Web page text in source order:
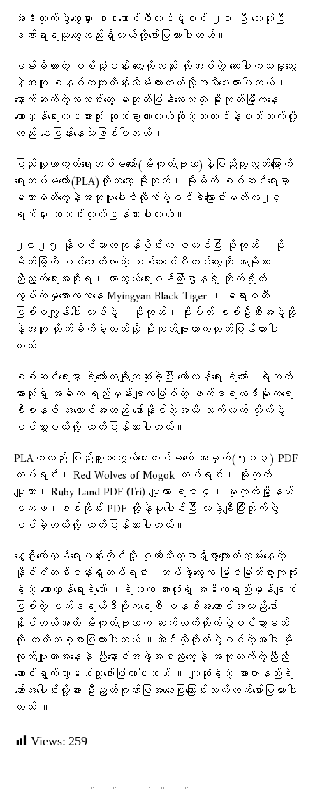
အဲဒီတိုက်ပွဲတွေမှာ စစ်ကောင်စီတပ်ဖွဲ့ဝင် ၂၁ ဦး သေဆုံးပြီး
ဒဏ်ရာရသူတွေလည်းရှိတယ်လို့ဖော်ပြထားပါတယ်။
ဖမ်းမိထားတဲ့ စစ်သုံ့ပန်း တွေကိုလည်း လိုအပ်တဲ့ ဆေးဝါးကုသမှုတွေ
နဲ့အတူ စနစ်တကျထိန်းသိမ်းထားတယ်လို့အသိပေးထားပါတယ်။
နောက်ဆက်တွဲသတင်းတွေ မထုတ်ပြန်သေးသလို မိုးကုတ်မြို့ကနေ
တော်လှန်ရေးတပ်အားလုံး ဆုတ်ခွာထားတယ်ဆိုတဲ့သတင်းနဲ့ပတ်သက်လို့
လည်း မေးမြန်းနေဆဲဖြစ်ပါတယ်။
ပြည်သူ့ကာကွယ်ရေးတပ်မတော်(မိုးကုတ်ဗျူဟာ)နဲ့ပြည်သူ့လွတ်‌မြောက်
ရေးတပ်မတော်(PLA)တို့ကတော့ မိုးကုတ်၊ မိုးမိတ် စစ်ဆင်ရေးမှာ
မဟာမိတ်တွေနဲ့အတူပူးပေါင်းတိုက်ပွဲဝင်ခဲ့ကြောင်းမတ်လ၂၄
ရက်မှာ သတင်းထုတ်ပြန်ထားပါတယ်။
၂၀၂၅ နိုဝင်ဘာလကုန်ပိုင်းက စတင်ပြီး မိုးကုတ်၊ မိုး
မိတ်မြို့ကို ဝင်ရောက်လာတဲ့ စစ်ကောင်စီတပ်တွေကို အမျိုးသား
ညီညွတ်ရေးအစိုးရ၊ ကာကွယ်ရေးဝန်ကြီးဌာနရဲ့ တိုက်ရိုက်
ကွပ်ကဲမှုအောက်ကနေ Myingyan Black Tiger ၊ ဧရာဝတီ
မြစ်ဝကျွန်းပေါ် တပ်ဖွဲ့၊ မိုးကုတ်၊ မိုးမိတ် စစ်ဦးစီးအဖွဲ့တို့
နဲ့အတူ တိုက်ခိုက်ခဲ့တယ်လို့ မိုးကုတ်ဗျူဟာကထုတ်ပြန်ထားပါ
တယ်။
စစ်ဆင်ရေးမှာ ရဲဘော်တချို့ကျဆုံးခဲ့ပြီး တော်လှန်ရေး ရဲဘော်၊ရဲဘက်
အားလုံးရဲ့ အဓိက ရည်မှန်းချက်ဖြစ်တဲ့ ဖက်ဒရယ်ဒီမိုကရေ
စီစနစ် အကောင်အထည် ဖော်နိုင်တဲ့အထိ ဆက်လက် တိုက်ပွဲ
ဝင်သွားမယ်လို့ ထုတ်ပြန်ထားပါတယ်။
PLAကလည်း ပြည်သူ့ကာကွယ်ရေးတပ်မ‌တော် အမှတ်(၅၁၃) PDF
တပ်ရင်း၊ Red Wolves of Mogok တပ်ရင်း၊ မိုးကုတ်
ဗျူဟာ၊ Ruby Land PDF (Tri) ဗျူဟာ ရင်း ၄၊ မိုးကုတ်မြို့နယ်
ပကဖ၊စစ်ကိုင်း PDF တို့နဲ့ပူးပေါင်းပြီး ​လနဲ့ချီပြီးတိုက်ပွဲ
ဝင်ခဲ့တယ်လို့ ထုတ်ပြန်ထားပါတယ်။
​နွေဦး​တော်လှန်​ရေးပန်းတိုင်သို့ ဂုဏ်သိက္ခာရှိစွာ​လျှောက်လှမ်း​နေတဲ့
နိုင်ငံတစ်ဝန်းရှိတပ်ရင်း၊တပ်ဖွဲ့​တွေက မြင့်မြတ်စွာကျဆုံး
ခဲ့တဲ့ ​တော်လှန်​ရေးရဲ​ဘော် ၊ရဲဘက် အားလုံးရဲ့ အဓိကရည်မှန်းချက်
ဖြစ်တဲ့ ဖက်ဒရယ်ဒီမိုက​ရေစီ စနစ်အ​​ကောင်အထည်​ဖော်
နိုင်တယ်အထိ မိုးကုတ်ဗျူဟာက ဆက်လက်တိုက်ပွဲဝင်သွားမယ်
လို ကတိသစ္စာပြုထားပါတယ် ။အဲဒီလိုတိုက်ပွဲဝင်တဲ့အခါ မိုး
ကုတ်ဗျူဟာအ​နေနဲ့ ညီ​နောင်အဖွဲ့အစည်း​တွေနဲ့ အတူလက်တွဲညီညီ​
ဆောင်ရွက်သွားမယ်လို့​ဖော်ပြထားပါတယ် ။ ကျဆုံးခဲ့တဲ့ အာဇာနည်ရဲ​
ဘော်အ​ပေါင်းတို့အား ဦးညွတ်ဂုဏ်ပြုအ​လေးပြု​ကြောင်းဆက်လက်​ဖော်ပြထားပါ
တယ် ။
Views: 259